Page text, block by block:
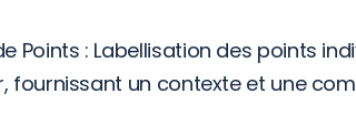
Points : Labellisation des points
fournissant un contexte et une